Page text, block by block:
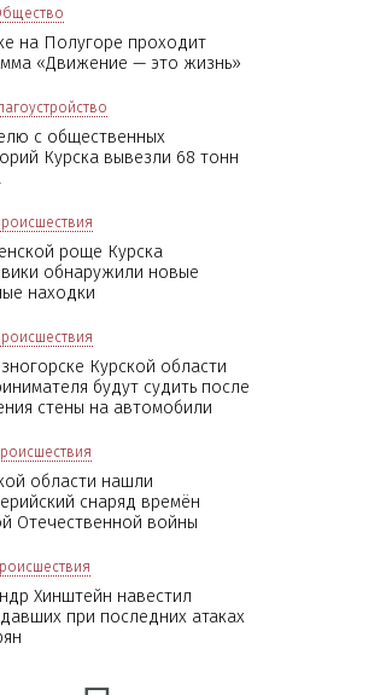
на Полугоре проходит
«Движение — это жизнь»
с общественных
Курска вывезли 68 тонн
роще Курска
обнаружили новые
находки
Курской области
будут судить после
стены на автомобили
области нашли
снаряд времён
Отечественной войны
Хинштейн навестил
при последних атаках